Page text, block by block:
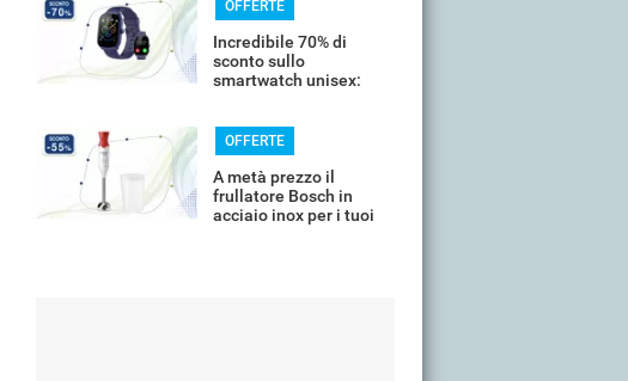
OFFERTE
Incredibile 70% di
sconto sullo
smartwatch unisex:
OFFERTE
A metà prezzo il
frullatore Bosch in
acciaio inox per i tuoi